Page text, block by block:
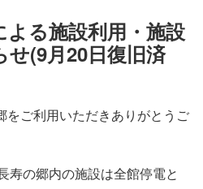
る施設利用・施設
(9月20日復旧済
利用いただきありがとうご
寿の郷内の施設は全館停電と